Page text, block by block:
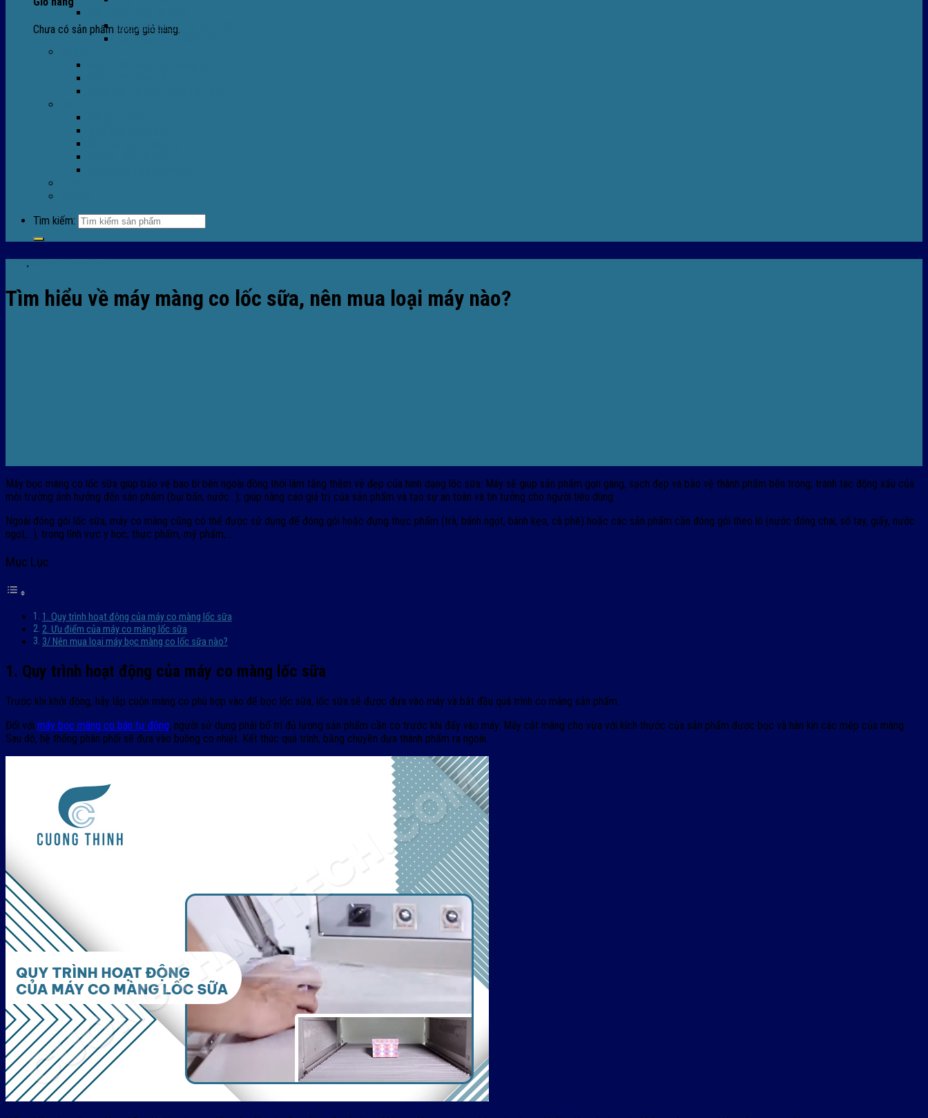
Chưa có sản phẩm trong giỏ hàng.
Máy Hàn Miệng Túi FR-770
Máy Đóng Đai FOREVER
Tìm kiếm:
,
Tìm hiểu về máy màng co lốc sữa, nên mua loại máy nào?
Máy bọc màng co lốc sữa giúp bảo vệ bao bì bên ngoài đồng thời làm tăng thêm vẻ đẹp của hình dạng lốc sữa. Máy sẽ giúp sản phẩm gọn gàng, sạch đẹp và bảo vệ thành phẩm bên trong; tránh tác động xấu của
môi trường ảnh hưởng đến sản phẩm (bụi bẩn, nước…); giúp nâng cao giá trị của sản phẩm và tạo sự an toàn và tin tưởng cho người tiêu dùng.
Ngoài đóng gói lốc sữa, máy co màng cũng có thể được sử dụng để đóng gói hoặc đựng thực phẩm (trà, bánh ngọt, bánh kẹo, cà phê) hoặc các sản phẩm cần đóng gói theo lô (nước đóng chai, sổ tay, giấy, nước
ngọt,…), trong lĩnh vực y học, thực phẩm, mỹ phẩm,…
Mục Lục
1. Quy trình hoạt động của máy co màng lốc sữa
2. Ưu điểm của máy co màng lốc sữa
3/ Nên mua loại máy bọc màng co lốc sữa nào?
1. Quy trình hoạt động của máy co màng lốc sữa
Trước khi khởi động, hãy lắp cuộn màng co phù hợp vào để bọc lốc sữa, lốc sữa sẽ được đưa vào máy và bắt đầu quá trình co màng sản phẩm.
Đối với máy bọc màng co bán tự động, người sử dụng phải bố trí đủ lượng sản phẩm cần co trước khi đẩy vào máy. Máy cắt màng cho vừa với kích thước của sản phẩm được bọc và hàn kín các mép của màng.
Sau đó, hệ thống phân phối sẽ đưa vào buồng co nhiệt. Kết thúc quá trình, băng chuyền đưa thành phẩm ra ngoài.